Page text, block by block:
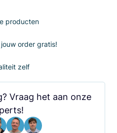
producten
order gratis!
zelf
Vraag het aan onze